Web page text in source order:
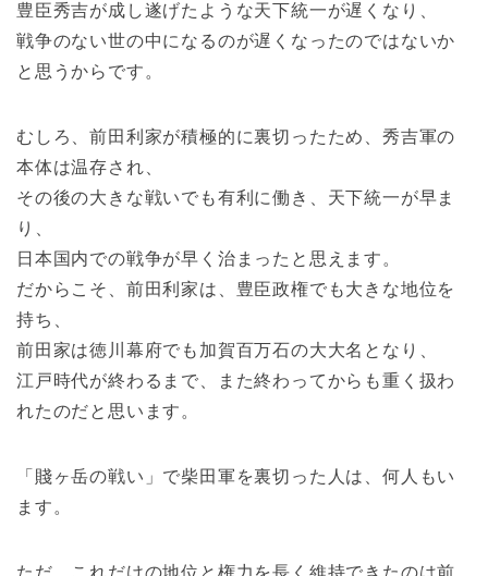
豊臣秀吉が成し遂げたような天下統一が遅くなり、
戦争のない世の中になるのが遅くなったのではないか
と思うからです。
むしろ、前田利家が積極的に裏切ったため、秀吉軍の
本体は温存され、
その後の大きな戦いでも有利に働き、天下統一が早ま
り、
日本国内での戦争が早く治まったと思えます。
だからこそ、前田利家は、豊臣政権でも大きな地位を
持ち、
前田家は徳川幕府でも加賀百万石の大大名となり、
江戸時代が終わるまで、また終わってからも重く扱わ
れたのだと思います。
「賤ヶ岳の戦い」で柴田軍を裏切った人は、何人もい
ます。
ただ、これだけの地位と権力を長く維持できたのは前